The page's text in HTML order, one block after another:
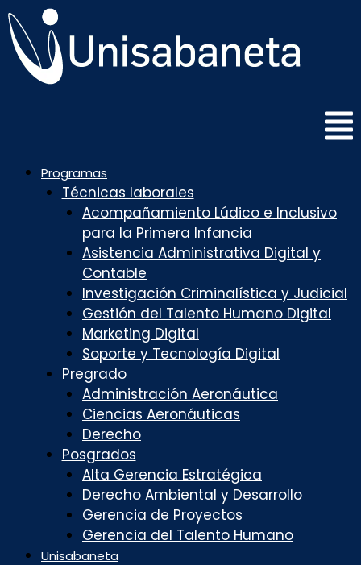
Saltar
al
contenido
Programas
Técnicas laborales
Acompañamiento Lúdico e Inclusivo
para la Primera Infancia
Asistencia Administrativa Digital y
Contable
Investigación Criminalística y Judicial
Gestión del Talento Humano Digital
Marketing Digital
Soporte y Tecnología Digital
Pregrado
Administración Aeronáutica
Ciencias Aeronáuticas
Derecho
Posgrados
Alta Gerencia Estratégica
Derecho Ambiental y Desarrollo
Gerencia de Proyectos
Gerencia del Talento Humano
Unisabaneta